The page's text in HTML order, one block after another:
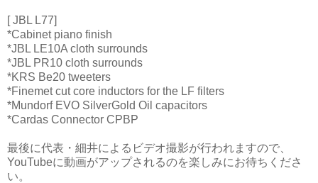
[ JBL L77]
*Cabinet piano finish
*JBL LE10A cloth surrounds
*JBL PR10 cloth surrounds
*KRS Be20 tweeters
*Finemet cut core inductors for the LF filters
*Mundorf EVO SilverGold Oil capacitors
*Cardas Connector CPBP
最後に代表・細井によるビデオ撮影が行われますので、
YouTubeに動画がアップされるのを楽しみにお待ちくださ
い。